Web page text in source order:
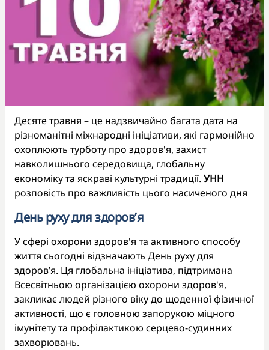
Десяте травня – це надзвичайно багата дата на
різноманітні міжнародні ініціативи, які гармонійно
охоплюють турботу про здоров'я, захист
навколишнього середовища, глобальну
економіку та яскраві культурні традиції. УНН
розповість про важливість цього насиченого дня
День руху для здоров’я
У сфері охорони здоров'я та активного способу
життя сьогодні відзначають День руху для
здоров’я. Ця глобальна ініціатива, підтримана
Всесвітньою організацією охорони здоров'я,
закликає людей різного віку до щоденної фізичної
активності, що є головною запорукою міцного
імунітету та профілактикою серцево-судинних
захворювань.